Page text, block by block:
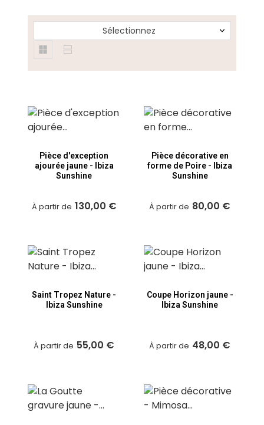
Sélectionnez
Pièce d'exception
ajourée jaune - Ibiza
Sunshine
À partir de 130,00 €
Pièce décorative en
forme de Poire - Ibiza
Sunshine
À partir de 80,00 €
Saint Tropez Nature -
Ibiza Sunshine
À partir de 55,00 €
Coupe Horizon jaune -
Ibiza Sunshine
À partir de 48,00 €